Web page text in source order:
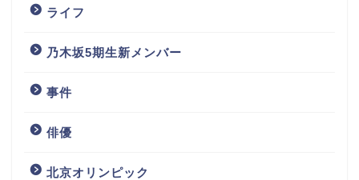
ライフ
乃木坂5期生新メンバー
事件
俳優
北京オリンピック